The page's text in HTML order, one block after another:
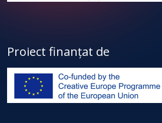
Proiect finanțat de